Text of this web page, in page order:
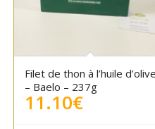
Filet de thon à l’huile d’olive
– Baelo – 237g
11.10€